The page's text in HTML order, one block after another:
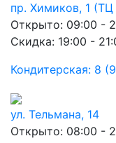
пр. Химиков, 1
Открыто: 09:00 -
Скидка: 19:00 -
Кондитерская: 8
ул. Тельмана, 14
Открыто: 08:00 -